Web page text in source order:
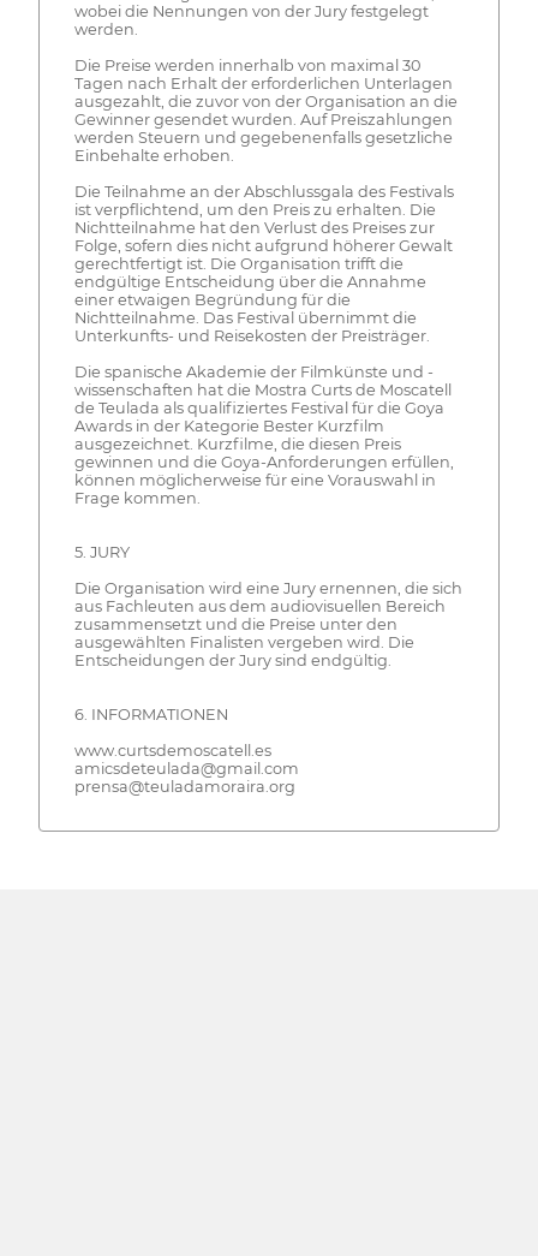
wobei die Nennungen von der Jury festgelegt
werden.
Die Preise werden innerhalb von maximal 30
Tagen nach Erhalt der erforderlichen Unterlagen
ausgezahlt, die zuvor von der Organisation an die
Gewinner gesendet wurden. Auf Preiszahlungen
werden Steuern und gegebenenfalls gesetzliche
Einbehalte erhoben.
Die Teilnahme an der Abschlussgala des Festivals
ist verpflichtend, um den Preis zu erhalten. Die
Nichtteilnahme hat den Verlust des Preises zur
Folge, sofern dies nicht aufgrund höherer Gewalt
gerechtfertigt ist. Die Organisation trifft die
endgültige Entscheidung über die Annahme
einer etwaigen Begründung für die
Nichtteilnahme. Das Festival übernimmt die
Unterkunfts- und Reisekosten der Preisträger.
Die spanische Akademie der Filmkünste und -
wissenschaften hat die Mostra Curts de Moscatell
de Teulada als qualifiziertes Festival für die Goya
Awards in der Kategorie Bester Kurzfilm
ausgezeichnet. Kurzfilme, die diesen Preis
gewinnen und die Goya-Anforderungen erfüllen,
können möglicherweise für eine Vorauswahl in
Frage kommen.
5. JURY
Die Organisation wird eine Jury ernennen, die sich
aus Fachleuten aus dem audiovisuellen Bereich
zusammensetzt und die Preise unter den
ausgewählten Finalisten vergeben wird. Die
Entscheidungen der Jury sind endgültig.
6. INFORMATIONEN
www.curtsdemoscatell.es
amicsdeteulada@gmail.com
prensa@teuladamoraira.org